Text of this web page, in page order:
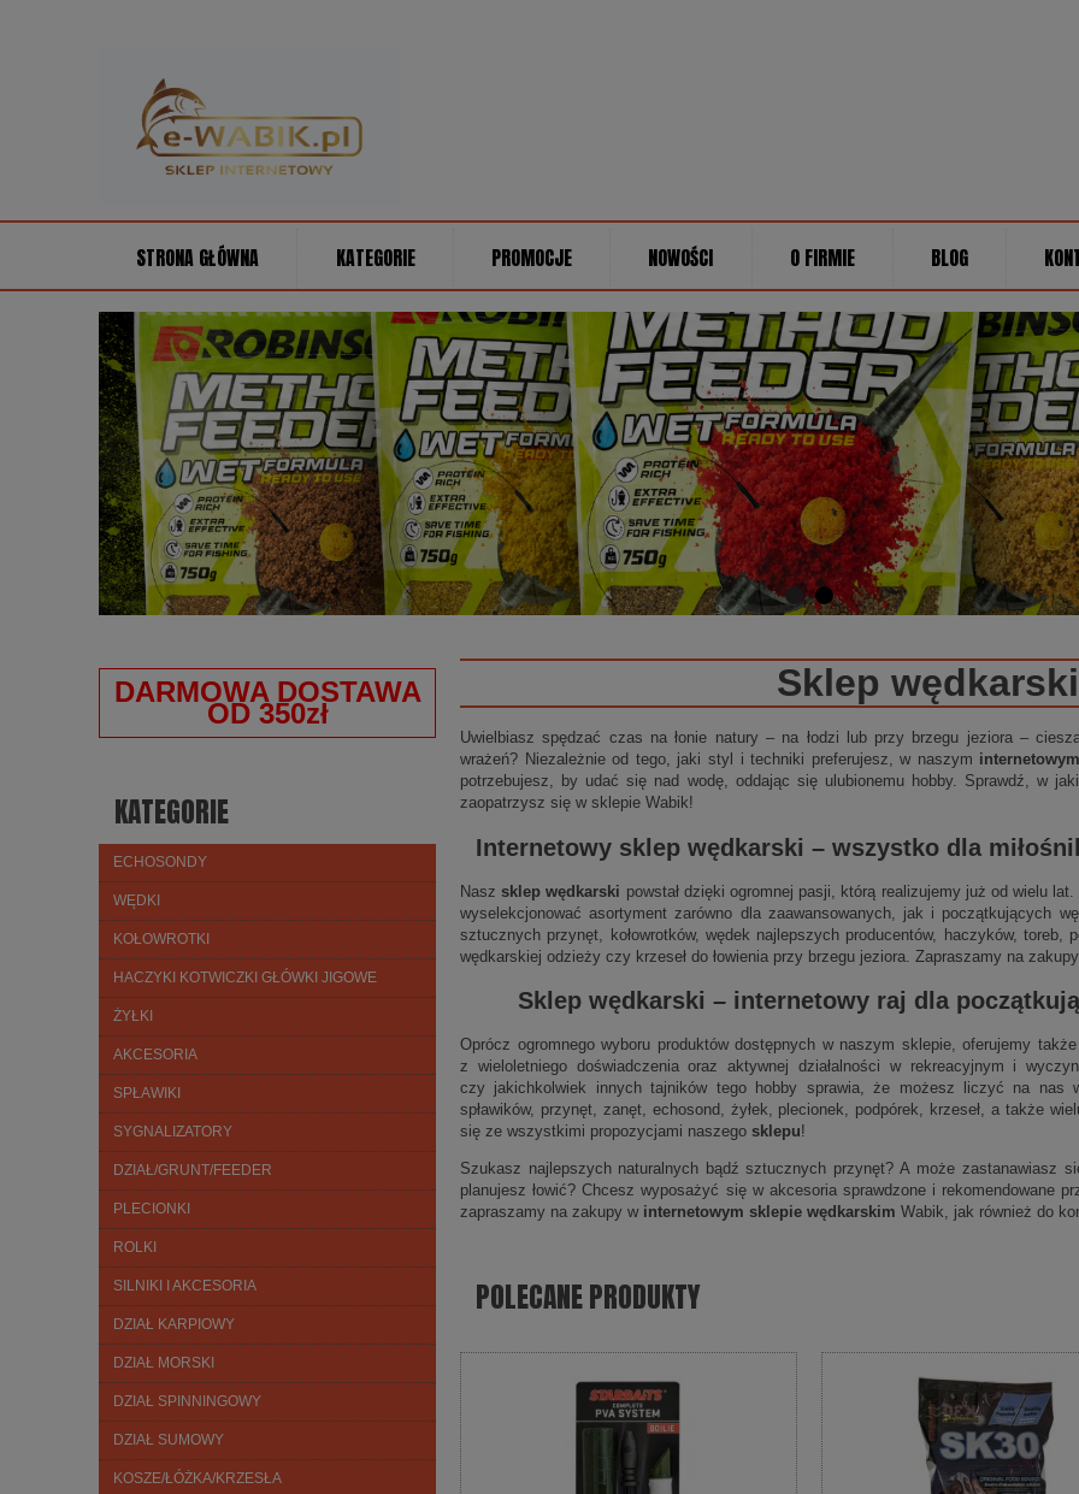
STRONA GŁÓWNA KATEGORIE PROMOCJE NOWOŚCI O FIRMIE BLOG
DARMOWA DOSTAWA
OD 350zł
KATEGORIE
ECHOSONDY
WĘDKI
KOŁOWROTKI
HACZYKI KOTWICZKI GŁÓWKI JIGOWE
ŻYŁKI
AKCESORIA
SPŁAWIKI
SYGNALIZATORY
DZIAŁ/GRUNT/FEEDER
PLECIONKI
ROLKI
SILNIKI I AKCESORIA
DZIAŁ KARPIOWY
DZIAŁ MORSKI
DZIAŁ SPINNINGOWY
DZIAŁ SUMOWY
KOSZE/ŁÓŻKA/KRZESŁA
Sklep wędkarski
Uwielbiasz spędzać czas na łonie natury – na łodzi lub przy brzegu jeziora –
wrażeń? Niezależnie od tego, jaki styl i techniki preferujesz, w naszym
potrzebujesz, by udać się nad wodę, oddając się ulubionemu hobby. Sprawdź, w
zaopatrzysz się w sklepie Wabik!
Internetowy sklep wędkarski – wszystko dla
Naszsklep wędkarski powstał dzięki ogromnej pasji, którą realizujemy już od wielu
wyselekcjonować asortyment zarówno dla zaawansowanych, jak i początkujących
sztucznych przynęt, kołowrotków, wędek najlepszych producentów, haczyków, toreb,
wędkarskiej odzieży czy krzeseł do łowienia przy brzegu jeziora. Zapraszamy na
Sklep wędkarski – internetowyraj dla
Oprócz ogromnego wyboru produktów dostępnych w naszym sklepie, oferujemy
z wieloletniego doświadczenia oraz aktywnej działalności w rekreacyjnym i
czy jakichkolwiek innych tajników tego hobby sprawia, że możesz liczyć na nas
spławików, przynęt, zanęt, echosond, żyłek, plecionek, podpórek, krzeseł, a także
się ze wszystkimi propozycjami naszego sklepu!
Szukasz najlepszych naturalnych bądź sztucznych przynęt? A może zastanawiasz
planujesz łowić? Chcesz wyposażyć się w akcesoria sprawdzone i rekomendowane
zapraszamy na zakupy w internetowym sklepie wędkarskim Wabik, jak również do
POLECANE PRODUKTY